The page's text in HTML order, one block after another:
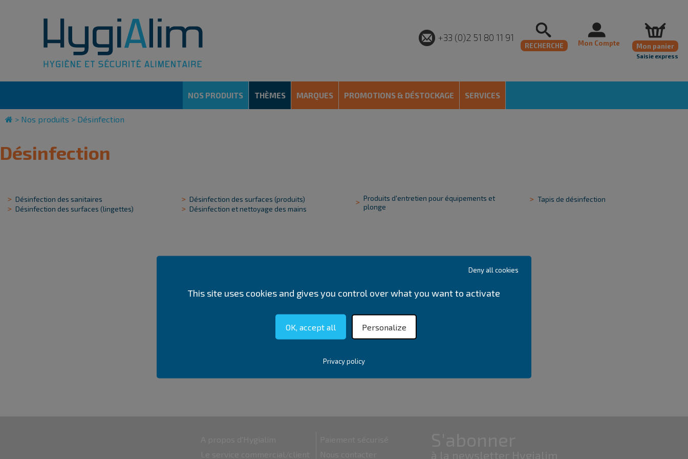
+33 (0)2 51 80 11 91
RECHERCHE Mon Compte Mon panier
Saisie express
NOS PRODUITS THÈMES MARQUES PROMOTIONS & DÉSTOCKAGE SERVICES
> Nos produits > Désinfection
Désinfection
Désinfection des sanitaires
Désinfection des surfaces (lingettes)
Désinfection des surfaces (produits)
Désinfection et nettoyage des mains
Produits d'entretien pour équipements et
plonge
Tapis de désinfection
This site uses cookies and gives you control over what you want to activate
OK, accept all
Deny all cookies
Personalize
Privacy policy